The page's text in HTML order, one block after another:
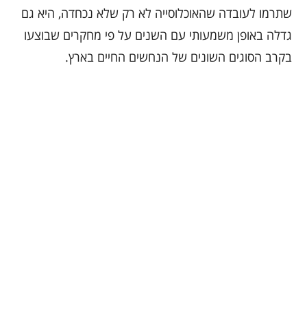
שתרמו לעובדה שהאוכלוסייה לא רק שלא נכחדה, היא גם
גדלה באופן משמעותי עם השנים על פי מחקרים שבוצעו
בקרב הסוגים השונים של הנחשים החיים בארץ.